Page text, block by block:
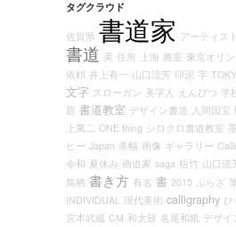
タグクラウド
佐賀県 書道家 アーティスト
書道 美 住所 上海 教室 東京オリ
依頼 井上有一 山口流芳 印泥 字
文字 スローガン 美字人 えんぴつ 学
題 書道教室 デザイン書道 人間国宝
上萬二 ONE thing シロクロ書道教室 墨
ヒー Japan 条幅 画像 ギャラリー
令和 夏休み 画道家 saga 梧竹 山口流
鳥栖 書き方 有名 書 2015 ぷらざ
INDIVIDUAL 現代美術 calligraphy ひ
宮本武蔵 CM 和太鼓 名尾和紙 デザイ